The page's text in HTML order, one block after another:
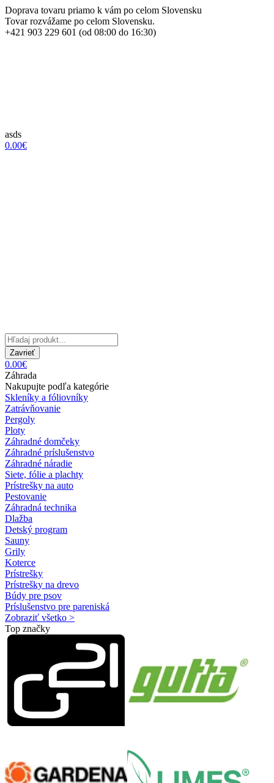
Doprava tovaru priamo k vám po celom Slovensku
Tovar rozvážame po celom Slovensku.
+421 903 229 601 (od 08:00 do 16:30)
asds
0.00€
Zavrieť
0.00€
Záhrada
Nakupujte podľa kategórie
Skleníky a fóliovníky
Zatrávňovanie
Pergoly
Ploty
Záhradné domčeky
Záhradné príslušenstvo
Záhradné náradie
Siete, fólie a plachty
Prístrešky na auto
Pestovanie
Záhradná technika
Dlažba
Detský program
Sauny
Grily
Koterce
Prístrešky
Prístrešky na drevo
Búdy pre psov
Príslušenstvo pre pareniská
Zobraziť všetko >
Top značky